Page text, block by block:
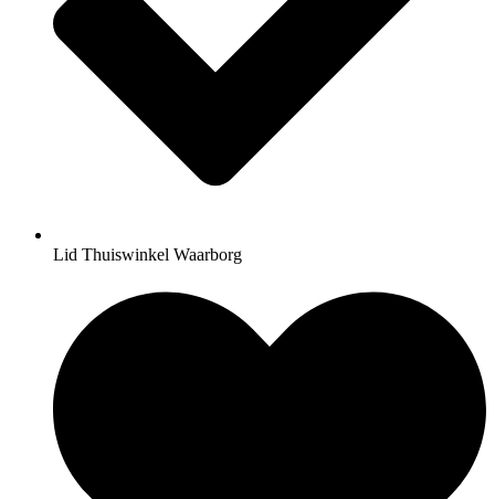
Lid Thuiswinkel Waarborg